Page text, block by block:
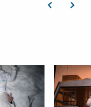
SMALLICON: ARROW-
ICON: